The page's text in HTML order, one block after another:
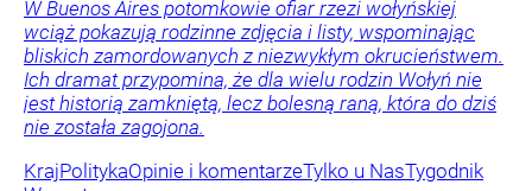
W Buenos Aires potomkowie ofiar rzezi wołyńskiej
wciąż pokazują rodzinne zdjęcia i listy, wspominając
bliskich zamordowanych z niezwykłym okrucieństwem.
Ich dramat przypomina, że dla wielu rodzin Wołyń nie
jest historią zamkniętą, lecz bolesną raną, która do dziś
nie została zagojona.
KrajPolitykaOpinie i komentarzeTylko u NasTygodnik